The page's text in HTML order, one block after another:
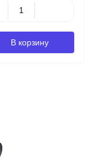
В корзину